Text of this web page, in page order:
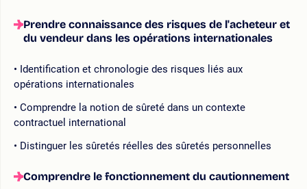
Prendre connaissance des risques de l'acheteur et
du vendeur dans les opérations internationales
Identification et chronologie des risques liés aux
opérations internationales
Comprendre la notion de sûreté dans un contexte
contractuel international
Distinguer les sûretés réelles des sûretés personnelles
Comprendre le fonctionnement du cautionnement